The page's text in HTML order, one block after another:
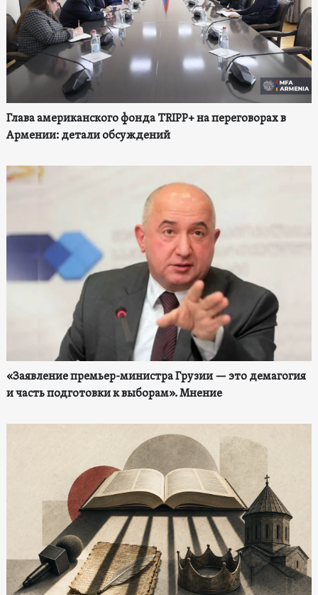
Глава американского фонда TRIPP+ на переговорах в
Армении: детали обсуждений
«Заявление премьер-министра Грузии — это демагогия
и часть подготовки к выборам». Мнение